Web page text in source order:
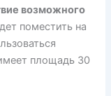
возможного
поместить на
площадь 30